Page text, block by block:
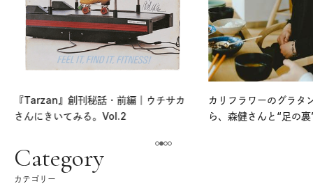
『Tarzan』創刊秘話・前編｜ウチサカ
さんにきいてみる。Vol.2
カリフラワーのグラタ
ら、森健さんと“足の
Category
カテゴリー